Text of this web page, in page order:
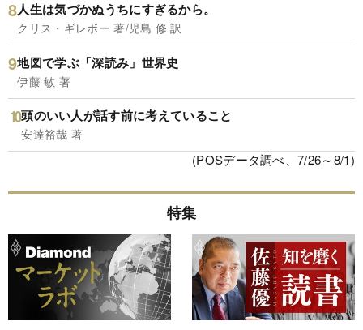
人生は気づかぬうちにすぎるから。
クリス・ギレボー 著/児島 修 訳
地図で学ぶ「深読み」世界史
伊藤 敏 著
頭のいい人が話す前に考えていること
安達裕哉 著
(POSデータ調べ、7/26～8/1)
特集